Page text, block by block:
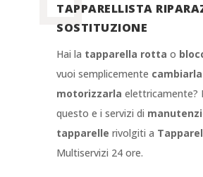
TAPPARELLISTA
SOSTITUZIONE
Hai la tapparella rotta o
vuoi semplicemente cambiarla
motorizzarla elettricamente?
questo e i servizi di
tapparelle rivolgiti a
Multiservizi 24 ore.